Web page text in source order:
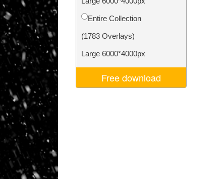
Video Editing Services
Entire Collection
(1783 Overlays)
Large 6000*4000px
Free download